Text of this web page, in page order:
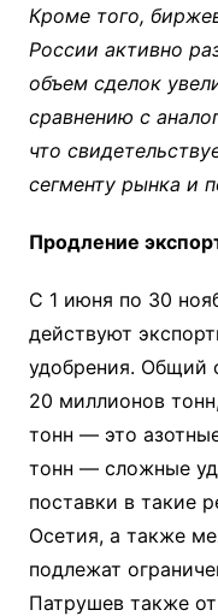
Кроме того,
России активно
объем сделок
сравнению с
что
сегменту рынка и
Продление
С 1 июня по 30
действуют
удобрения. Общий
20 миллионов
тонн — это
тонн — сложные
поставки в такие
Осетия, а также
подлежат
Патрушев также